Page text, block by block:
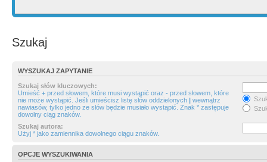
Szukaj
WYSZUKAJ ZAPYTANIE
Szukaj słów kluczowych:
Umieść + przed słowem, które musi wystąpić oraz - przed słowem, które
nie może wystąpić. Jeśli umieścisz listę słów oddzielonych | wewnątrz
nawiasów, tylko jedno ze słów będzie musiało wystąpić. Znak * zastępuje
dowolny ciąg znaków.
Szukaj autora:
Użyj * jako zamiennika dowolnego ciągu znaków.
OPCJE WYSZUKIWANIA